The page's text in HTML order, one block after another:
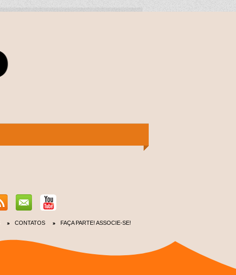
CONTATOS FAÇA PARTE! ASSOCIE-SE!